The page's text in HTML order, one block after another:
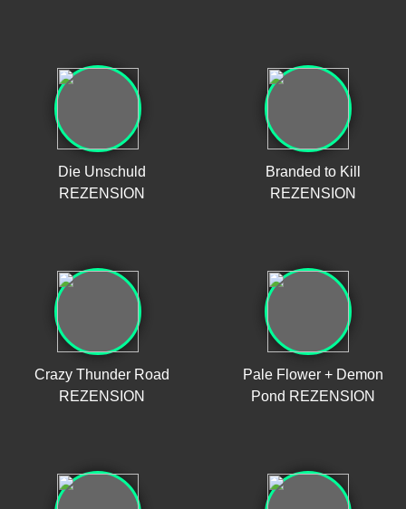
Die Unschuld
REZENSION
Branded to Kill
REZENSION
Crazy Thunder Road
REZENSION
Pale Flower + Demon
Pond REZENSION